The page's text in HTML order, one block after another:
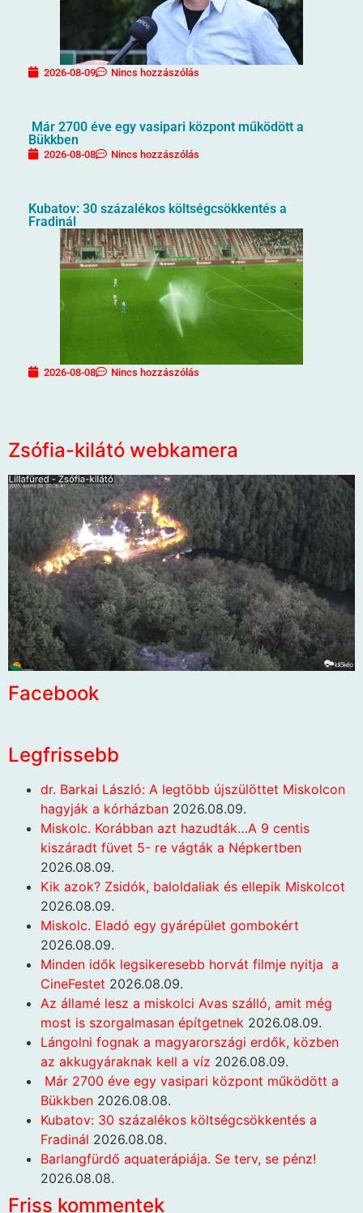
2026-08-09 Nincs hozzászólás
Már 2700 éve egy vasipari központ működött a
Bükkben
2026-08-08 Nincs hozzászólás
Kubatov: 30 százalékos költségcsökkentés a
Fradinál
2026-08-08 Nincs hozzászólás
Zsófia-kilátó webkamera
Facebook
Legfrissebb
dr. Barkai László: A legtöbb újszülöttet Miskolcon
hagyják a kórházban 2026.08.09.
Miskolc. Korábban azt hazudták…A 9 centis
kiszáradt füvet 5- re vágták a Népkertben
2026.08.09.
Kik azok? Zsidók, baloldaliak és ellepik Miskolcot
2026.08.09.
Miskolc. Eladó egy gyárépület gombokért
2026.08.09.
Minden idők legsikeresebb horvát filmje nyitja a
CineFestet 2026.08.09.
Az államé lesz a miskolci Avas szálló, amit még
most is szorgalmasan építgetnek 2026.08.09.
Lángolni fognak a magyarországi erdők, közben
az akkugyáraknak kell a víz 2026.08.09.
Már 2700 éve egy vasipari központ működött a
Bükkben 2026.08.08.
Kubatov: 30 százalékos költségcsökkentés a
Fradinál 2026.08.08.
Barlangfürdő aquaterápiája. Se terv, se pénz!
2026.08.08.
Friss kommentek